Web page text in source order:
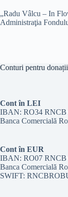
„Radu Vâlcu – In
Administraţia
Conturi pentru donații
Cont în LEI
IBAN: RO34 RNCB
Banca Comercială
Cont în EUR
IBAN: RO07 RNCB
Banca Comercială
SWIFT: